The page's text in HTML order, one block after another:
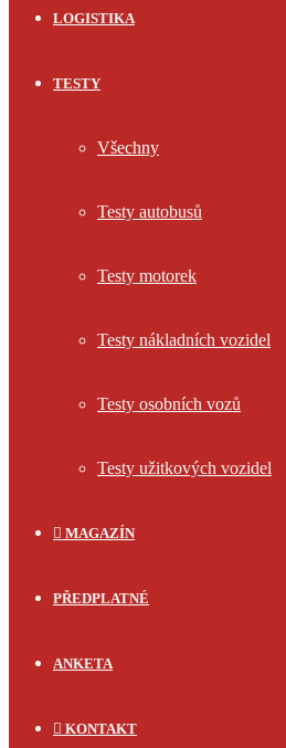
LOGISTIKA
TESTY
Všechny
Testy autobusů
Testy motorek
Testy nákladních vozidel
Testy osobních vozů
Testy užitkových vozidel
MAGAZÍN
PŘEDPLATNÉ
ANKETA
KONTAKT